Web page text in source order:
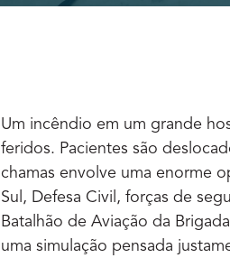
Um incêndio em um grande
feridos. Pacientes são
chamas envolve uma enorme
Sul, Defesa Civil, forças de
Batalhão de Aviação da
uma simulação pensada